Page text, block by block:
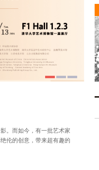
。而如今，有一批艺术家
伦的创意，带来超有趣的